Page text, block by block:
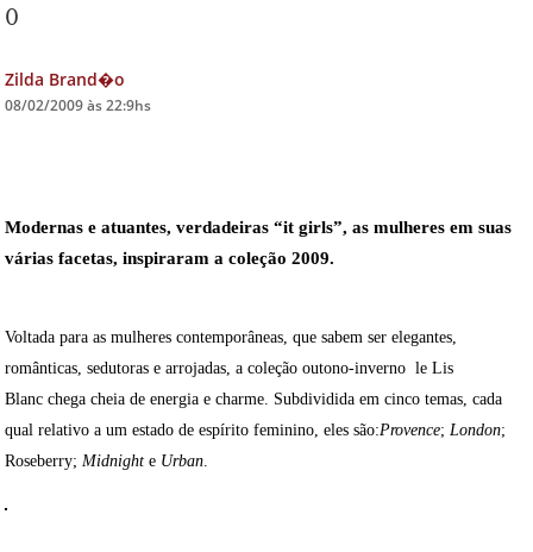
ÚLTIMAS NOTÍCIAS
0
Zilda Brand�o
08/02/2009 às 22:9hs
Modernas e atuantes, verdadeiras “it girls”, as mulheres em suas
várias facetas, inspiraram a coleção 2009.
Voltada para as mulheres contemporâneas, que sabem ser elegantes,
românticas, sedutoras e arrojadas, a coleção outono-inverno le Lis
Blanc chega cheia de energia e charme. Subdividida em cinco temas, cada
qual relativo a um estado de espírito feminino, eles são:Provence; London;
Roseberry; Midnight e Urban